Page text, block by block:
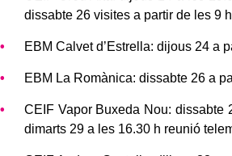
dissabte 26 visites a partir de les 9 h
EBM Calvet d’Estrella: dijous 24 a
EBM La Romànica: dissabte 26 a
CEIF Vapor Buxeda Nou: dissabte
dimarts 29 a les 16.30 h reunió